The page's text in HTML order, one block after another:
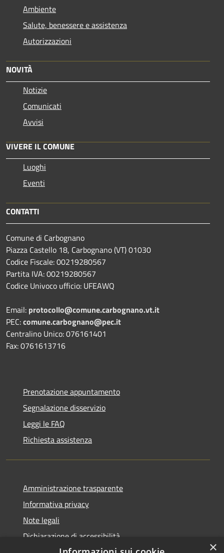
Ambiente
Salute, benessere e assistenza
Autorizzazioni
NOVITÀ
Notizie
Comunicati
Avvisi
VIVERE IL COMUNE
Luoghi
Eventi
CONTATTI
Comune di Carbognano
Piazza Castello 18, Carbognano (VT) 01030
Codice Fiscale: 00219280567
Partita IVA: 00219280567
Codice Univoco ufficio: UFEAWQ
Email: protocollo@comune.carbognano.vt.it
PEC:comune.carbognano@pec.it
Centralino Unico: 076161401
Fax: 0761613716
Prenotazione appuntamento
Segnalazione disservizio
Leggi le FAQ
Richiesta assistenza
Amministrazione trasparente
Informativa privacy
Note legali
Dichiarazione di accessibilità
×